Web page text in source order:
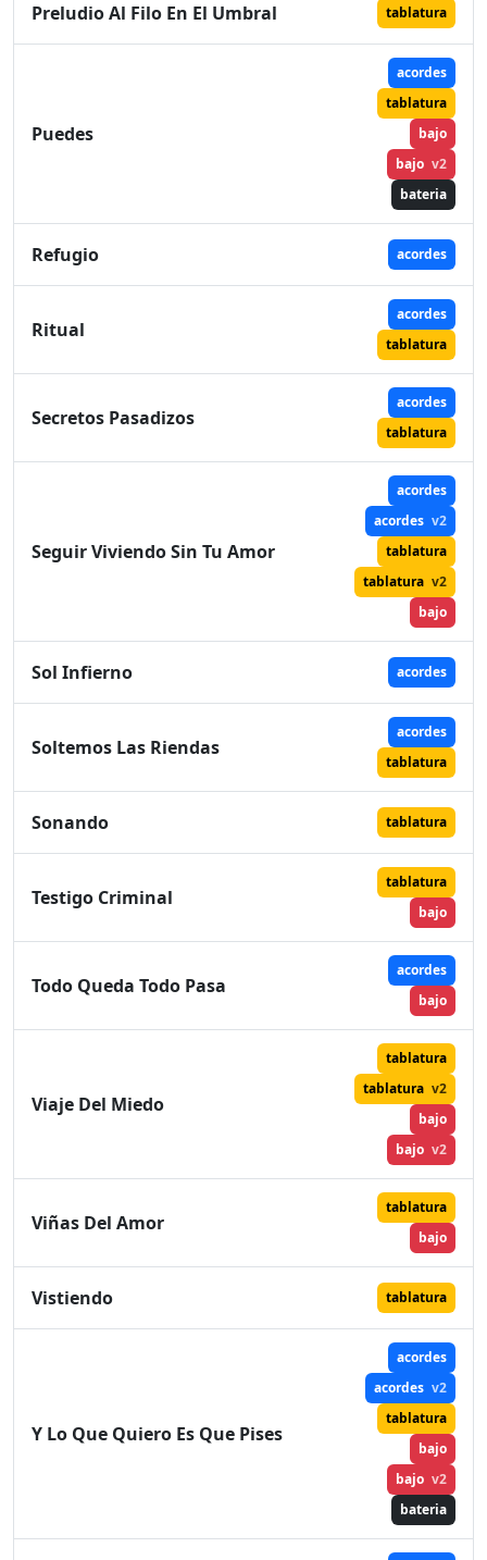
Preludio Al Filo En El Umbral tablatura
Puedes
acordes
tablatura
bajo
bajo v2
bateria
Refugio acordes
Ritual
acordes
tablatura
Secretos Pasadizos
acordes
tablatura
Seguir Viviendo Sin Tu Amor
acordes
acordes v2
tablatura
tablatura v2
bajo
Sol Infierno acordes
Soltemos Las Riendas
acordes
tablatura
Sonando tablatura
Testigo Criminal
tablatura
bajo
Todo Queda Todo Pasa
acordes
bajo
Viaje Del Miedo
tablatura
tablatura v2
bajo
bajo v2
Viñas Del Amor
tablatura
bajo
Vistiendo tablatura
Y Lo Que Quiero Es Que Pises
acordes
acordes v2
tablatura
bajo
bajo v2
bateria